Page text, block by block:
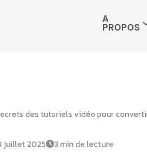
A
PROPOS
juillet 2025 3 min de lecture